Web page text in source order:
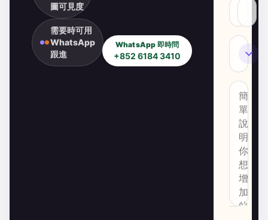
圖可見度
需要時可用
WhatsApp
跟進
WhatsApp 即時問
+852 6184 3410 SEO